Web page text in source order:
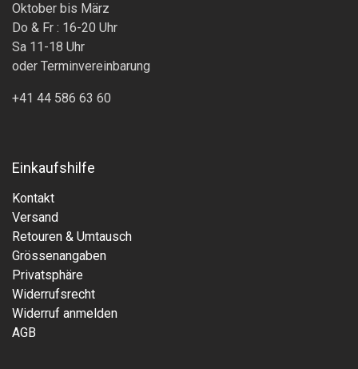
Oktober bis März
Do & Fr : 16-20 Uhr
Sa 11-18 Uhr
oder Terminvereinbarung
+41 44 586 63 60
Einkaufshilfe
Kontakt
Versand
Retouren & Umtausch
Grössenangaben
Privatsphäre
Widerrufsrecht
Widerruf anmelden
AGB